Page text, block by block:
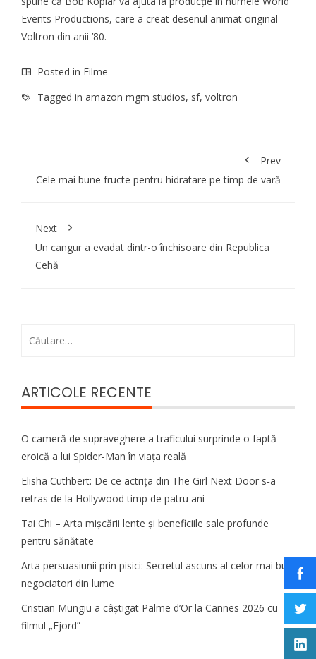
Events Productions, care a creat desenul animat original
Voltron din anii ’80.
Posted in Filme
Tagged in amazon mgm studios, sf, voltron
Prev
Cele mai bune fructe pentru hidratare pe timp de vară
Next
Un cangur a evadat dintr-o închisoare din Republica
Cehă
ARTICOLE RECENTE
O cameră de supraveghere a traficului surprinde o faptă
eroică a lui Spider-Man în viața reală
Elisha Cuthbert: De ce actrița din The Girl Next Door s‑a
retras de la Hollywood timp de patru ani
Tai Chi – Arta mișcării lente și beneficiile sale profunde
pentru sănătate
Arta persuasiunii prin pisici: Secretul ascuns al celor mai buni
negociatori din lume
Cristian Mungiu a câștigat Palme d’Or la Cannes 2026 cu
filmul „Fjord”